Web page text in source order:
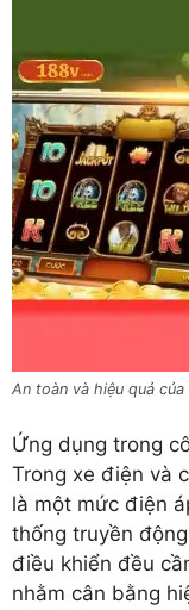
An toàn và hiệu quả của
Ứng dụng trong
Trong xe điện và
là một mức điện
thống truyền
điều khiển đều
nhằm cân bằng